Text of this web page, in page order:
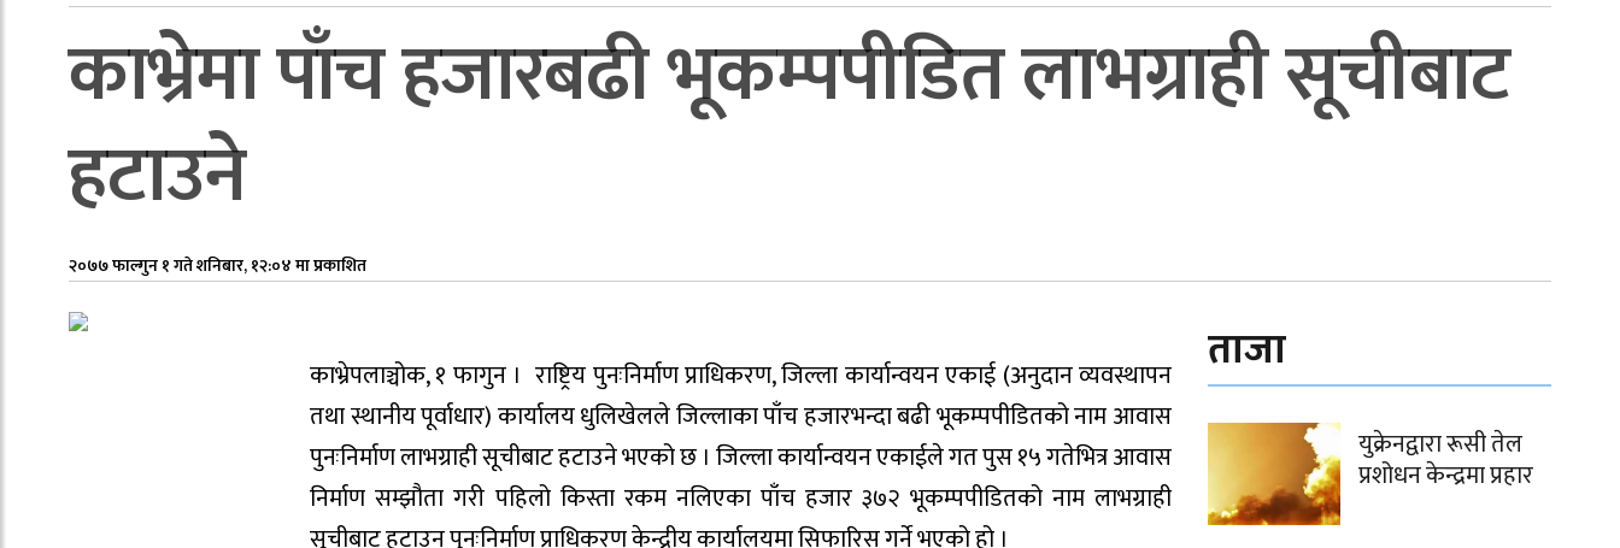
काभ्रेमा पाँच हजारबढी भूकम्पपीडित लाभग्राही सूचीबाट
हटाउने
२०७७ फाल्गुन १ गते शनिबार, १२:०४ मा प्रकाशित
काभ्रेपलाञ्चोक, १ फागुन । राष्ट्रिय पुनःनिर्माण प्राधिकरण, जिल्ला कार्यान्वयन एकाई (अनुदान व्यवस्थापन
तथा स्थानीय पूर्वाधार) कार्यालय धुलिखेलले जिल्लाका पाँच हजारभन्दा बढी भूकम्पपीडितको नाम आवास
पुनःनिर्माण लाभग्राही सूचीबाट हटाउने भएको छ । जिल्ला कार्यान्वयन एकाईले गत पुस १५ गतेभित्र आवास
निर्माण सम्झौता गरी पहिलो किस्ता रकम नलिएका पाँच हजार ३७२ भूकम्पपीडितको नाम लाभग्राही
सूचीबाट हटाउन पुनःनिर्माण प्राधिकरण केन्द्रीय कार्यालयमा सिफारिस गर्ने भएको हो ।
ताजा
युक्रेनद्वारा रूसी तेल
प्रशोधन केन्द्रमा प्रहार